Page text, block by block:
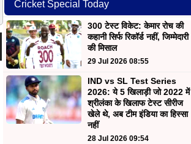
Cricket Special Today
300 टेस्ट विकेट: केमार रोच की
कहानी सिर्फ रिकॉर्ड नहीं, जिम्मेदारी
की मिसाल
29 Jul 2026 08:55
IND vs SL Test Series
2026: ये 5 खिलाड़ी जो 2022 में
श्रीलंका के खिलाफ टेस्ट सीरीज
खेले थे, अब टीम इंडिया का हिस्सा
नहीं
28 Jul 2026 09:54